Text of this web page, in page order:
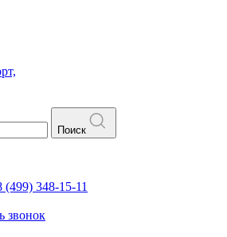
Поиск
(499) 348-15-11
звонок